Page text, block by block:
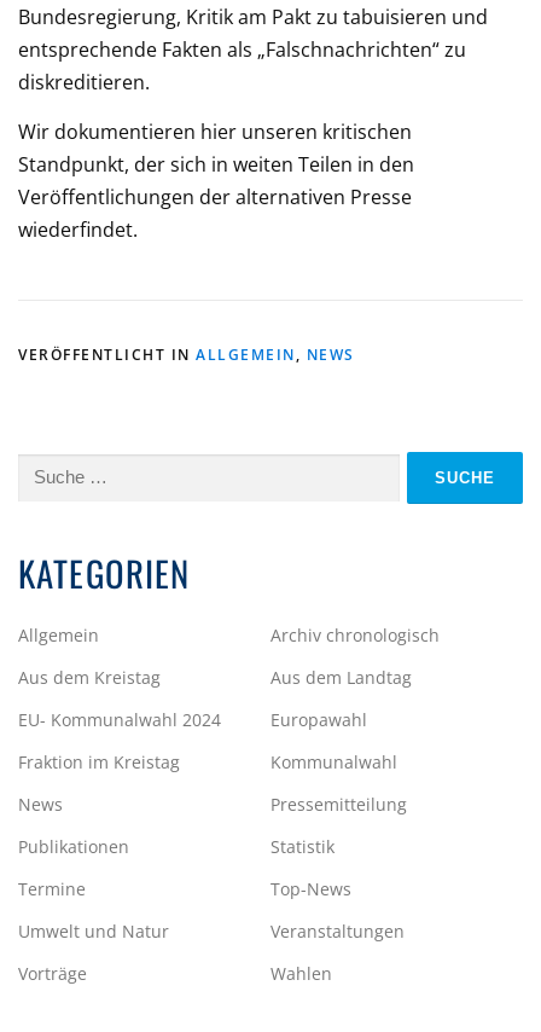
Bundesregierung, Kritik am Pakt zu tabuisieren und
entsprechende Fakten als „Falschnachrichten“ zu
diskreditieren.
Wir dokumentieren hier unseren kritischen
Standpunkt, der sich in weiten Teilen in den
Veröffentlichungen der alternativen Presse
wiederfindet.
VERÖFFENTLICHT IN ALLGEMEIN, NEWS
Suche
KATEGORIEN
Allgemein
Archiv chronologisch
Aus dem Kreistag
Aus dem Landtag
EU- Kommunalwahl 2024
Europawahl
Fraktion im Kreistag
Kommunalwahl
News
Pressemitteilung
Publikationen
Statistik
Termine
Top-News
Umwelt und Natur
Veranstaltungen
Vorträge
Wahlen